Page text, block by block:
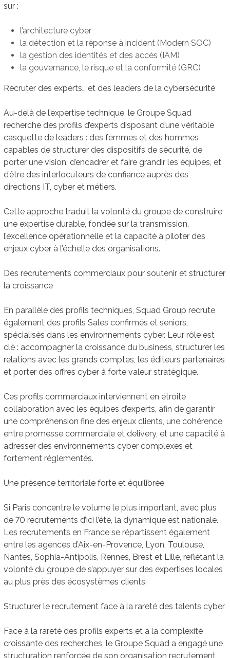
sur :
l’architecture cyber
la détection et la réponse à incident (Modern SOC)
la gestion des identités et des accès (IAM)
la gouvernance, le risque et la conformité (GRC)
Recruter des experts… et des leaders de la cybersécurité
Au-delà de l’expertise technique, le Groupe Squad
recherche des profils d’experts disposant d’une véritable
casquette de leaders : des femmes et des hommes
capables de structurer des dispositifs de sécurité, de
porter une vision, d’encadrer et faire grandir les équipes, et
d’être des interlocuteurs de confiance auprès des
directions IT, cyber et métiers.
Cette approche traduit la volonté du groupe de construire
une expertise durable, fondée sur la transmission,
l’excellence opérationnelle et la capacité à piloter des
enjeux cyber à l’échelle des organisations.
Des recrutements commerciaux pour soutenir et structurer
la croissance
En parallèle des profils techniques, Squad Group recrute
également des profils Sales confirmés et seniors,
spécialisés dans les environnements cyber. Leur rôle est
clé : accompagner la croissance du business, structurer les
relations avec les grands comptes, les éditeurs partenaires
et porter des offres cyber à forte valeur stratégique.
Ces profils commerciaux interviennent en étroite
collaboration avec les équipes d’experts, afin de garantir
une compréhension fine des enjeux clients, une cohérence
entre promesse commerciale et delivery, et une capacité à
adresser des environnements cyber complexes et
fortement réglementés.
Une présence territoriale forte et équilibrée
Si Paris concentre le volume le plus important, avec plus
de 70 recrutements d’ici l’été, la dynamique est nationale.
Les recrutements en France se répartissent également
entre les agences d’Aix-en-Provence, Lyon, Toulouse,
Nantes, Sophia-Antipolis, Rennes, Brest et Lille, reflétant la
volonté du groupe de s’appuyer sur des expertises locales
au plus près des écosystèmes clients.
Structurer le recrutement face à la rareté des talents cyber
Face à la rareté des profils experts et à la complexité
croissante des recherches, le Groupe Squad a engagé une
structuration renforcée de son organisation recrutement,